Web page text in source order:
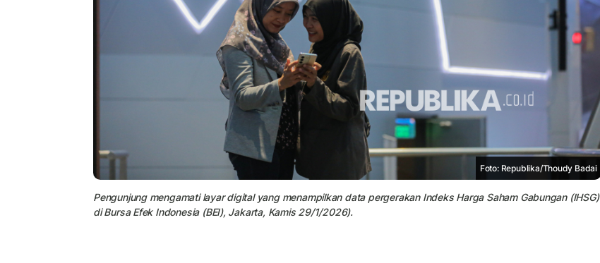
Foto: Republika/Thoudy Badai
Pengunjung mengamati layar digital yang menampilkan data pergerakan Indeks Harga Saham Gabungan (IHSG)
di Bursa Efek Indonesia (BEI), Jakarta, Kamis 29/1/2026).